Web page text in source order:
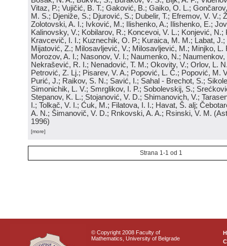
Vitaz, P.; Vujičić, B. T.; Gaković, B.; Gaiko, O. L.;
M. S.; Djeniže, S.; Djurović, S.; Dubelir, T.; Efremov, V. V.;
Zolotovski, A. I.; Ivković, M.; Ilishenko, A.; Ilishenko, E.;
Kalinovsky, V.; Kobilarov, R.; Koncevoi, V. L.; Konjević, N.;
Kravcevič, I. I.; Kuznechik, O. P.; Kuraica, M. M.; Labat,
Mijatović, Z.; Milosavljević, V.; Milosavljević, M.; Minjko, L.
Morozov, A. I.; Nasonov, V. I.; Naumenko, N.; Naumenkov,
Nekrašević, R. I.; Nenadović, T. M.; Okovity, V.; Orlov, L.
Petrović, Z. Lj.; Pisarev, V. A.; Popović, L. Č.; Popović, M.
Purić, J.; Raikov, S. N.; Savić, I.; Sahal - Brechot, S.;
Simonichik, L. V.; Smrglikov, I. P.; Sobolevskij, S.;
Stepanov, K. L.; Stojanović, V. D.; Shimanovich, V.;
I.; Tolkač, V. I.; Ćuk, M.; Filatova, I. I.; Havat, Š. alj;
A. N.; Šimanovič, V. D.; Rnkovski, A. A.; Rsinski, V. M. (
1996)
[more]
Strana 1-1 od 1
© Copyright 2008 Faculty of
Mathematics, University of Belgrade